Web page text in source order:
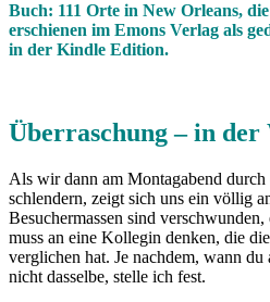
Buch: 111 Orte in New Orleans,
erschienen im Emons Verlag als
in der Kindle Edition.
Überraschung – in
Als wir dann am Montagabend
schlendern, zeigt sich uns ein völlig
Besuchermassen sind
muss an eine Kollegin denken, die
verglichen hat. Je nachdem, wann
nicht dasselbe, stelle ich fest.